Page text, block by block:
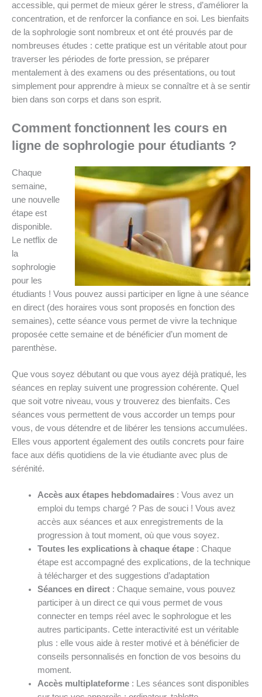
accessible, qui permet de mieux gérer le stress, d’améliorer la
concentration, et de renforcer la confiance en soi. Les bienfaits
de la sophrologie sont nombreux et ont été prouvés par de
nombreuses études : cette pratique est un véritable atout pour
traverser les périodes de forte pression, se préparer
mentalement à des examens ou des présentations, ou tout
simplement pour apprendre à mieux se connaître et à se sentir
bien dans son corps et dans son esprit.
Comment fonctionnent les cours en
ligne de sophrologie pour étudiants ?
Chaque
semaine,
une nouvelle
étape est
disponible.
Le netflix de
la
sophrologie
pour les
étudiants ! Vous pouvez aussi participer en ligne à une séance
en direct (des horaires vous sont proposés en fonction des
semaines), cette séance vous permet de vivre la technique
proposée cette semaine et de bénéficier d’un moment de
parenthèse.
Que vous soyez débutant ou que vous ayez déjà pratiqué, les
séances en replay suivent une progression cohérente. Quel
que soit votre niveau, vous y trouverez des bienfaits. Ces
séances vous permettent de vous accorder un temps pour
vous, de vous détendre et de libérer les tensions accumulées.
Elles vous apportent également des outils concrets pour faire
face aux défis quotidiens de la vie étudiante avec plus de
sérénité.
Accès aux étapes hebdomadaires : Vous avez un
emploi du temps chargé ? Pas de souci ! Vous avez
accès aux séances et aux enregistrements de la
progression à tout moment, où que vous soyez.
Toutes les explications à chaque étape: Chaque
étape est accompagné des explications, de la technique
à télécharger et des suggestions d’adaptation
Séances en direct: Chaque semaine, vous pouvez
participer à un direct ce qui vous permet de vous
connecter en temps réel avec le sophrologue et les
autres participants. Cette interactivité est un véritable
plus : elle vous aide à rester motivé et à bénéficier de
conseils personnalisés en fonction de vos besoins du
moment.
Accès multiplateforme: Les séances sont disponibles